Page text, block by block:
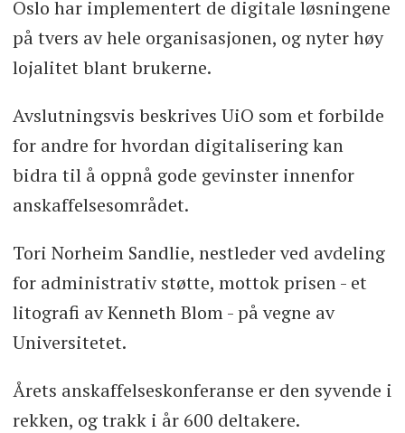
Oslo har implementert de digitale løsningene
på tvers av hele organisasjonen, og nyter høy
lojalitet blant brukerne.
Avslutningsvis beskrives UiO som et forbilde
for andre for hvordan digitalisering kan
bidra til å oppnå gode gevinster innenfor
anskaffelsesområdet.
Tori Norheim Sandlie, nestleder ved avdeling
for administrativ støtte, mottok prisen - et
litografi av Kenneth Blom - på vegne av
Universitetet.
Årets anskaffelseskonferanse er den syvende i
rekken, og trakk i år 600 deltakere.